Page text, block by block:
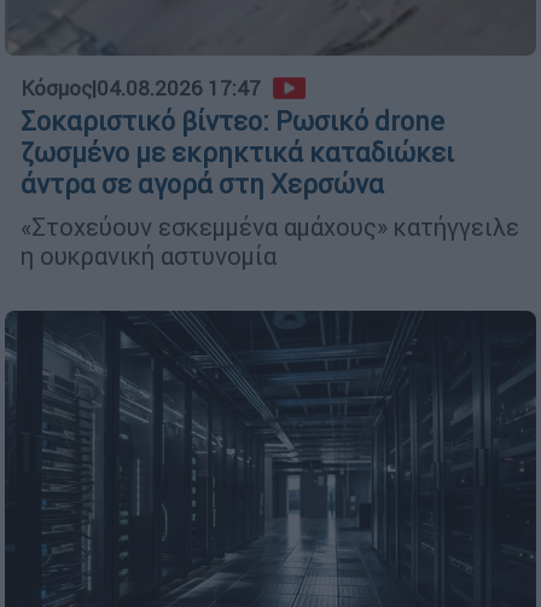
Κόσμος|04.08.2026 17:47
Σοκαριστικό βίντεο: Ρωσικό drone
ζωσμένο με εκρηκτικά καταδιώκει
άντρα σε αγορά στη Χερσώνα
«Στοχεύουν εσκεμμένα αμάχους» κατήγγειλε
η ουκρανική αστυνομία